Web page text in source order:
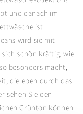
und danach im
ist
wird sie mit
schön kräftig, wie
besonders macht,
die eben durch das
sehen Sie den
Grünton können